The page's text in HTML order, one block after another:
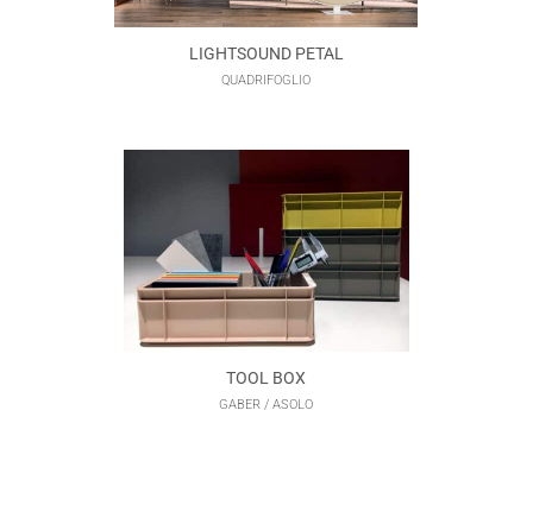
LIGHTSOUND PETAL
QUADRIFOGLIO
TOOL BOX
GABER / ASOLO